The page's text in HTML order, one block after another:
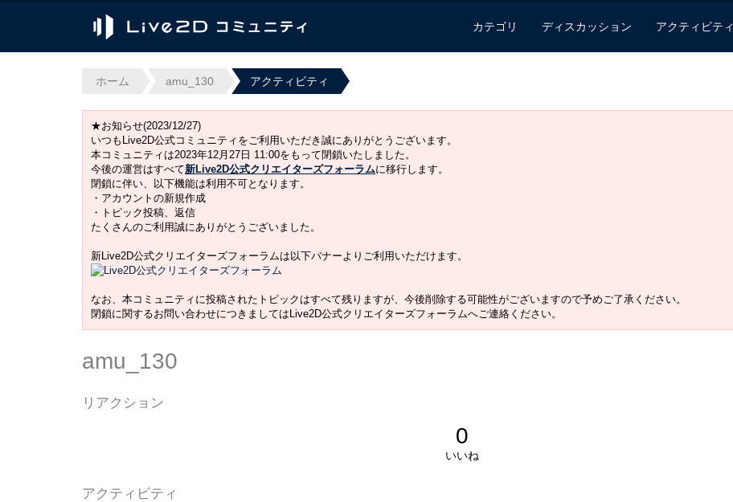
カテゴリ ディスカッション アクティビティ
ホーム amu_130 アクティビティ
★お知らせ(2023/12/27)
いつもLive2D公式コミュニティをご利用いただき誠にありがとうございます。
本コミュニティは2023年12月27日 11:00をもって閉鎖いたしました。
今後の運営はすべて新Live2D公式クリエイターズフォーラムに移行します。
閉鎖に伴い、以下機能は利用不可となります。
・アカウントの新規作成
・トピック投稿、返信
たくさんのご利用誠にありがとうございました。
新Live2D公式クリエイターズフォーラムは以下バナーよりご利用いただけます。
なお、本コミュニティに投稿されたトピックはすべて残りますが、今後削除する可能性がございますので予めご了承ください。
閉鎖に関するお問い合わせにつきましてはLive2D公式クリエイターズフォーラムへご連絡ください。
amu_130
リアクション
0
いいね
アクティビティ